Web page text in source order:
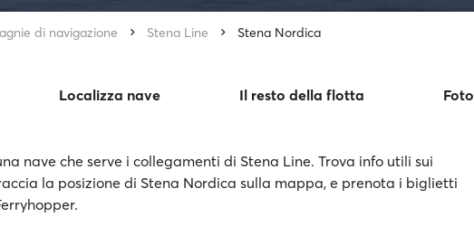
di navigazione Stena Line Stena Nordica
Localizza nave Il resto della flotta Foto
nave che serve i collegamenti di Stena Line. Trova info utili sui
la posizione di Stena Nordica sulla mappa, e prenota i biglietti